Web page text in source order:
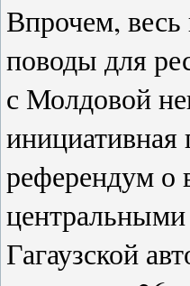
Впрочем,
поводы для
с Молдовой
инициативная
референдум о
центральными
Гагаузской